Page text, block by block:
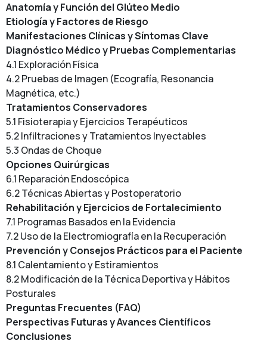
Anatomía y Función del Glúteo Medio
Etiología y Factores de Riesgo
Manifestaciones Clínicas y Síntomas Clave
Diagnóstico Médico y Pruebas Complementarias
4.1 Exploración Física
4.2 Pruebas de Imagen (Ecografía, Resonancia
Magnética, etc.)
Tratamientos Conservadores
5.1 Fisioterapia y Ejercicios Terapéuticos
5.2 Infiltraciones y Tratamientos Inyectables
5.3 Ondas de Choque
Opciones Quirúrgicas
6.1 Reparación Endoscópica
6.2 Técnicas Abiertas y Postoperatorio
Rehabilitación y Ejercicios de Fortalecimiento
7.1 Programas Basados en la Evidencia
7.2 Uso de la Electromiografía en la Recuperación
Prevención y Consejos Prácticos para el Paciente
8.1 Calentamiento y Estiramientos
8.2 Modificación de la Técnica Deportiva y Hábitos
Posturales
Preguntas Frecuentes (FAQ)
Perspectivas Futuras y Avances Científicos
Conclusiones